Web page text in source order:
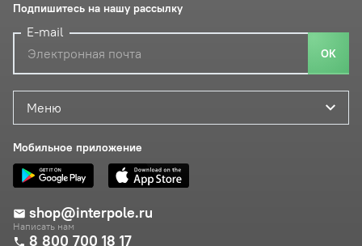
Меню
Мобильное приложение
shop@interpole.ru
Написать нам
8 800 700 18 17
Подпишитесь на нашу рассылку
E-mail
ОК